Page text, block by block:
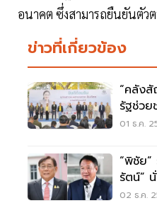
อนาคต ซึ่งสามารถยืนยันตัว
ข่าวที่เกี่ยวข้อง
“คลัง
รัฐช่วย
บาท
01 ธ.ค.
“พิชัย”
รัตน์”
02 ธ.ค.